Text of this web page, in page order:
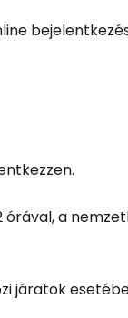
a
járatok